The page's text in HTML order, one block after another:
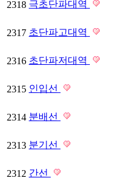
2318 극초단파대역
2317 초단파고대역
2316 초단파저대역
2315 인입선
2314 분배선
2313 분기선
2312 간선